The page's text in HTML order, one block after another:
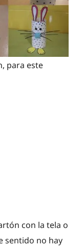
para este
con la tela o
sentido no hay